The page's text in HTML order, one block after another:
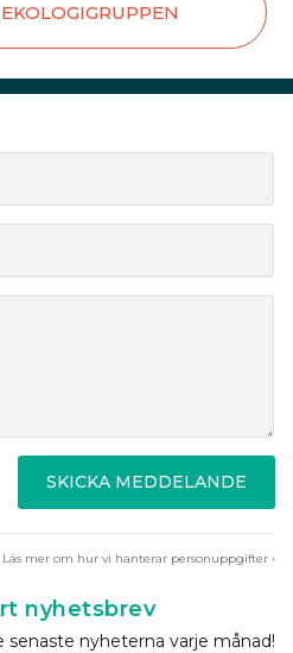
SKICKA MEDDELANDE
Läs mer om hur vi hanterar personuppgifter ›
nyhetsbrev
nyheterna varje månad!